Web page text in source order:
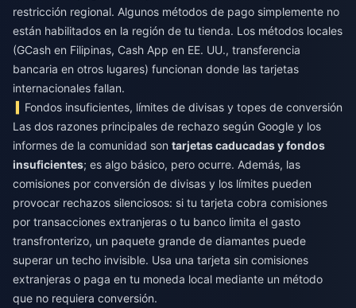
restricción regional. Algunos métodos de pago simplemente no
están habilitados en la región de tu tienda. Los métodos locales
(GCash en Filipinas, Cash App en EE. UU., transferencia
bancaria en otros lugares) funcionan donde las tarjetas
internacionales fallan.
Fondos insuficientes, límites de divisas y topes de conversión
Las dos razones principales de rechazo según Google y los
informes de la comunidad son tarjetas caducadas y fondos
insuficientes; es algo básico, pero ocurre. Además, las
comisiones por conversión de divisas y los límites pueden
provocar rechazos silenciosos: si tu tarjeta cobra comisiones
por transacciones extranjeras o tu banco limita el gasto
transfronterizo, un paquete grande de diamantes puede
superar un techo invisible. Usa una tarjeta sin comisiones
extranjeras o paga en tu moneda local mediante un método
que no requiera conversión.